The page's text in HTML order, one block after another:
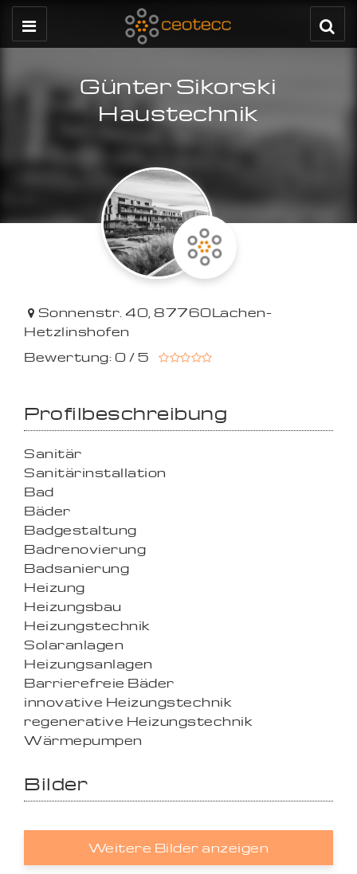
Günter Sikorski
Haustechnik
Sonnenstr. 40, 87760Lachen-
Hetzlinshofen
Bewertung: 0 / 5
Profilbeschreibung
Sanitär
Sanitärinstallation
Bad
Bäder
Badgestaltung
Badrenovierung
Badsanierung
Heizung
Heizungsbau
Heizungstechnik
Solaranlagen
Heizungsanlagen
Barrierefreie Bäder
innovative Heizungstechnik
regenerative Heizungstechnik
Wärmepumpen
Bilder
Weitere Bilder anzeigen